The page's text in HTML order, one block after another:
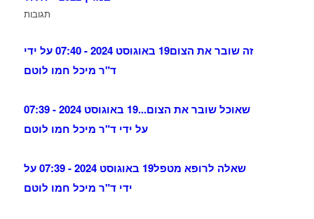
תגובות
זה שובר את הצום
19 באוגוסט 2024 - 07:40 על ידי
ד"ר מיכל חמו לוטם
שאוכל שובר את הצום...
19 באוגוסט 2024 - 07:39
על ידי ד"ר מיכל חמו לוטם
שאלה לרופא מטפל
19 באוגוסט 2024 - 07:39 על
ידי ד"ר מיכל חמו לוטם